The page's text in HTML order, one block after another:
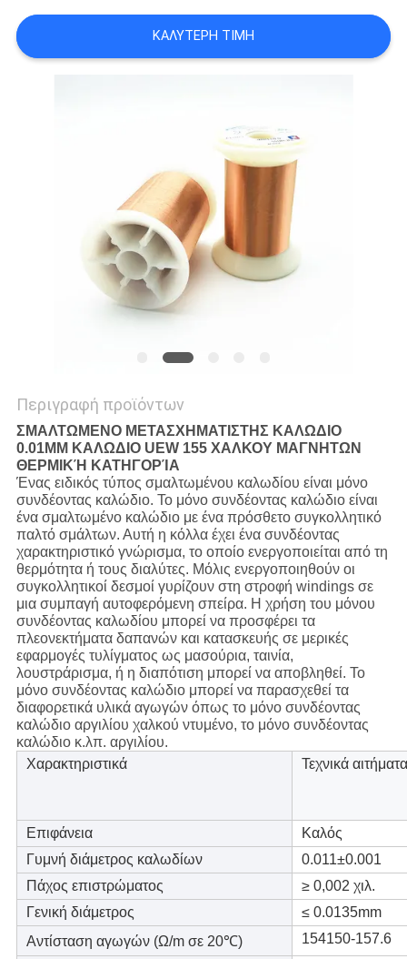
ΑΠΌΣΠΑΣΜΑ
ΚΑΛΎΤΕΡΗ ΤΙΜΉ
Περιγραφή προϊόντων
ΣΜΑΛΤΩΜΕΝΟ ΜΕΤΑΣΧΗΜΑΤΙΣΤΗΣ ΚΑΛΩΔΙΟ
0.01MM ΚΑΛΩΔΙΟ UEW 155 ΧΑΛΚΟΥ ΜΑΓΝΗΤΩΝ
ΘΕΡΜΙΚΉ ΚΑΤΗΓΟΡΊΑ
Ένας ειδικός τύπος σμαλτωμένου καλωδίου είναι μόνο
συνδέοντας καλώδιο. Το μόνο συνδέοντας καλώδιο είναι
ένα σμαλτωμένο καλώδιο με ένα πρόσθετο συγκολλητικό
παλτό σμάλτων. Αυτή η κόλλα έχει ένα συνδέοντας
χαρακτηριστικό γνώρισμα, το οποίο ενεργοποιείται από τη
θερμότητα ή τους διαλύτες. Μόλις ενεργοποιηθούν οι
συγκολλητικοί δεσμοί γυρίζουν στη στροφή windings σε
μια συμπαγή αυτοφερόμενη σπείρα. Η χρήση του μόνου
συνδέοντας καλωδίου μπορεί να προσφέρει τα
πλεονεκτήματα δαπανών και κατασκευής σε μερικές
εφαρμογές τυλίγματος ως μασούρια, ταινία,
λουστράρισμα, ή η διαπότιση μπορεί να αποβληθεί. Το
μόνο συνδέοντας καλώδιο μπορεί να παρασχεθεί τα
διαφορετικά υλικά αγωγών όπως το μόνο συνδέοντας
καλώδιο αργιλίου χαλκού ντυμένο, το μόνο συνδέοντας
καλώδιο κ.λπ. αργιλίου.
Χαρακτηριστικά
Τεχνικά αιτήματα
Επιφάνεια
Καλός
Γυμνή διάμετρος καλωδίων
0.011±0.001
Πάχος επιστρώματος
≥ 0,002 χιλ.
Γενική διάμετρος
≤ 0.0135mm
Αντίσταση αγωγών (Ω/m σε 20℃)
154150-157.6